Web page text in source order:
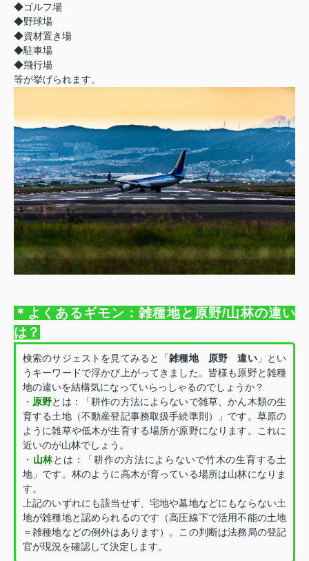
◆ゴルフ場
◆野球場
◆資材置き場
◆駐車場
◆飛行場
等が挙げられます。
＊よくあるギモン：雑種地と原野/山林の違い
は？
検索のサジェストを見てみると「雑種地 原野 違い」とい
うキーワードで浮かび上がってきました。皆様も原野と雑種
地の違いを結構気になっていらっしゃるのでしょうか？
・ 原野とは：「耕作の方法によらないで雑草、かん木類の生
育する土地（不動産登記事務取扱手続準則）」です。草原の
ように雑草や低木が生育する場所が原野になります。これに
近いのが山林でしょう。
・ 山林とは：「耕作の方法によらないで竹木の生育する土
地」です。林のように高木が育っている場所は山林になりま
す。
上記のいずれにも該当せず、宅地や墓地などにもならない土
地が雑種地と認められるのです（高圧線下で活用不能の土地
＝雑種地などの例外はあります）。この判断は法務局の登記
官が現況を確認して決定します。